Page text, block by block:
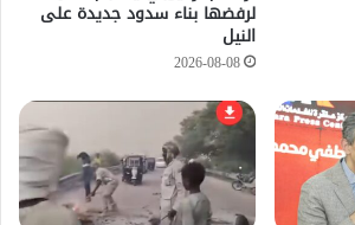
لرفضها بناء سدود جديدة على
النيل
2026-08-08